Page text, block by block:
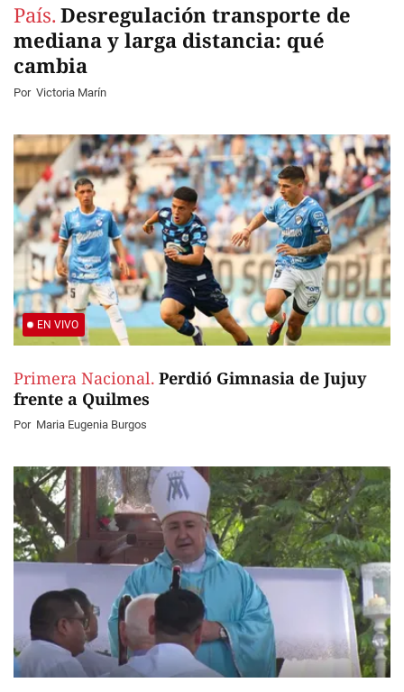
País. Desregulación transporte de
mediana y larga distancia: qué
cambia
Por Victoria Marín
EN VIVO
Primera Nacional. Perdió Gimnasia de Jujuy
frente a Quilmes
Por Maria Eugenia Burgos